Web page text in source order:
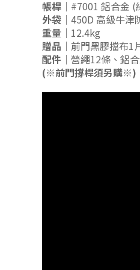
帳桿｜ #7001 鋁合金 (
外袋｜ 450D 高級牛津
重量｜ 12.4kg
贈品｜ 前門黑膠擋布1
配件｜ 營繩12條、鋁
(※前門撐桿須另購※)